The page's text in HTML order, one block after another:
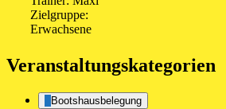
Zielgruppe:
Erwachsene
Veranstaltungskategorien
Bootshausbelegung